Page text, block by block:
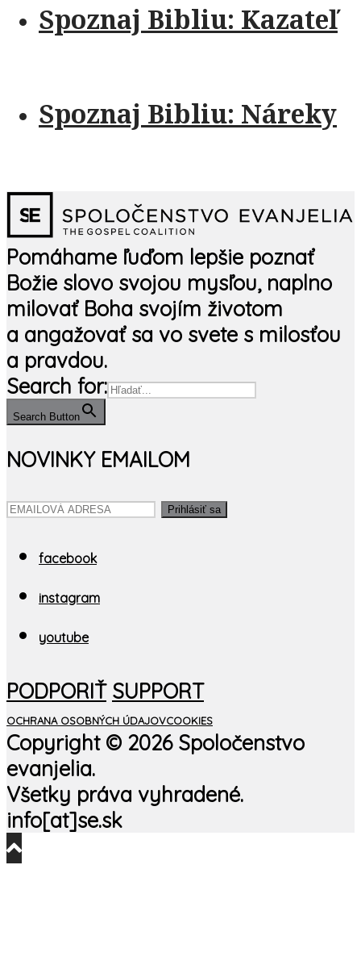
Spoznaj Bibliu: Kazateľ
Spoznaj Bibliu: Náreky
Pomáhame ľuďom lepšie poznať
Božie slovo svojou mysľou, naplno
milovať Boha svojím životom
a angažovať sa vo svete s milosťou
a pravdou.
Search for:
Search Button
NOVINKY EMAILOM
Prihlásiť sa
facebook
instagram
youtube
PODPORIŤ SUPPORT
OCHRANA OSOBNÝCH ÚDAJOVCOOKIES
Copyright © 2026 Spoločenstvo
evanjelia.
Všetky práva vyhradené.
info[at]se.sk